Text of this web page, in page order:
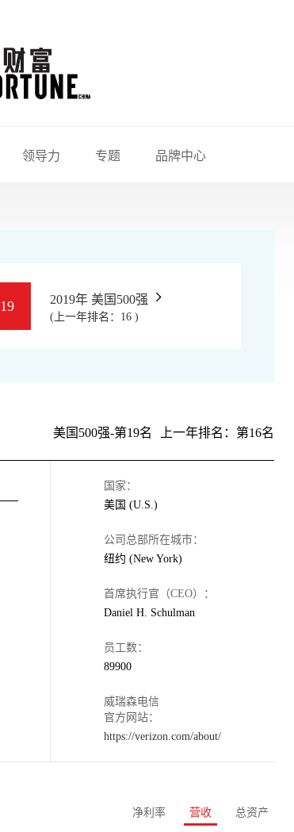
领导力 专题 品牌中心
19 2019年 美国500强
(上一年排名：16 )
美国500强-第19名 上一年排名：第16名
国家：
美国 (U.S.)
公司总部所在城市：
纽约 (New York)
首席执行官（CEO）：
Daniel H. Schulman
员工数：
89900
威瑞森电信
官方网站：
https://verizon.com/about/
净利率 营收 总资产